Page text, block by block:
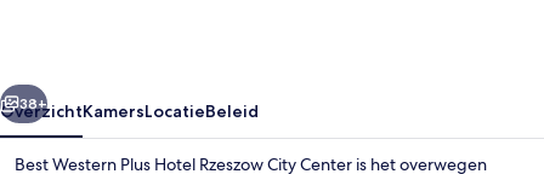
Center
Volgende
38+
OverzichtKamersLocatieBeleid
Best Western Plus Hotel Rzeszow City Center is het overwegen